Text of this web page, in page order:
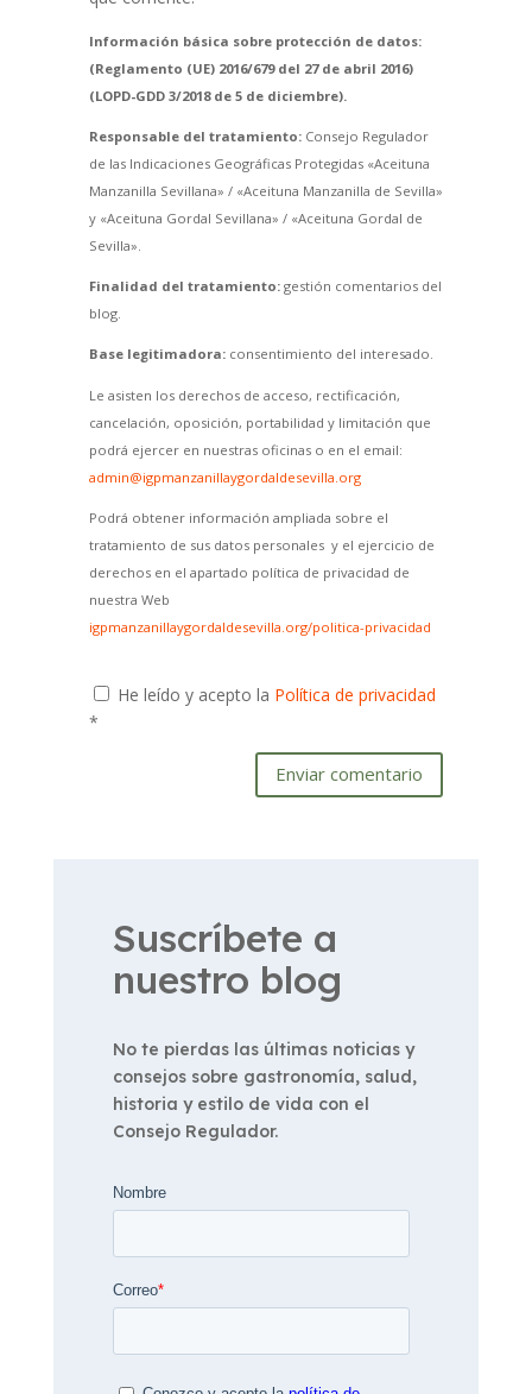
Información básica sobre protección de datos:
(Reglamento (UE) 2016/679 del 27 de abril 2016)
(LOPD-GDD 3/2018 de 5 de diciembre).
Responsable del tratamiento:Consejo Regulador
de las Indicaciones Geográficas Protegidas «Aceituna
Manzanilla Sevillana» / «Aceituna Manzanilla de Sevilla»
y «Aceituna Gordal Sevillana» / «Aceituna Gordal de
Sevilla».
Finalidad del tratamiento:gestión comentarios del
blog.
Base legitimadora:consentimiento del interesado.
Le asisten los derechos de acceso, rectificación,
cancelación, oposición, portabilidad y limitación que
podrá ejercer en nuestras oficinas o en el email:
admin@igpmanzanillaygordaldesevilla.org
Podrá obtener información ampliada sobre el
tratamiento de sus datos personales y el ejercicio de
derechos en el apartado política de privacidad de
nuestra Web
igpmanzanillaygordaldesevilla.org/politica-privacidad
He leído y acepto la Política de privacidad
*
Enviar comentario
Suscríbete a
nuestro blog
No te pierdas las últimas noticias y
consejos sobre gastronomía, salud,
historia y estilo de vida con el
Consejo Regulador.